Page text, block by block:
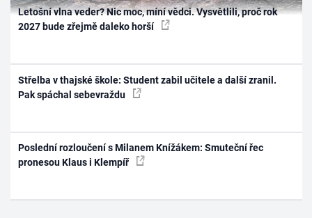
Letošní vlna veder? Nic moc, míní vědci. Vysvětlili, proč rok
2027 bude zřejmě daleko horší
Střelba v thajské škole: Student zabil učitele a další zranil.
Pak spáchal sebevraždu
Poslední rozloučení s Milanem Knížákem: Smuteční řec
pronesou Klaus i Klempíř